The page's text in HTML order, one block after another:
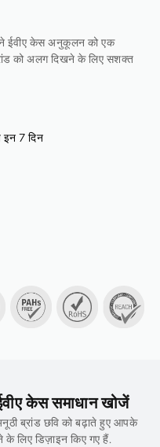
ईवीए केस अनुकूलन को एक
को अलग दिखने के लिए सशक्त
इन 7 दिन
केस समाधान खोजें
ब्रांड छवि को बढ़ाते हुए आपके
के लिए डिज़ाइन किए गए हैं.